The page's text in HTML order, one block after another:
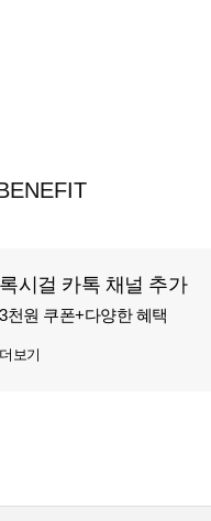
록시걸 카톡 채널 추가
3천원 쿠폰+다양한 혜택
더보기